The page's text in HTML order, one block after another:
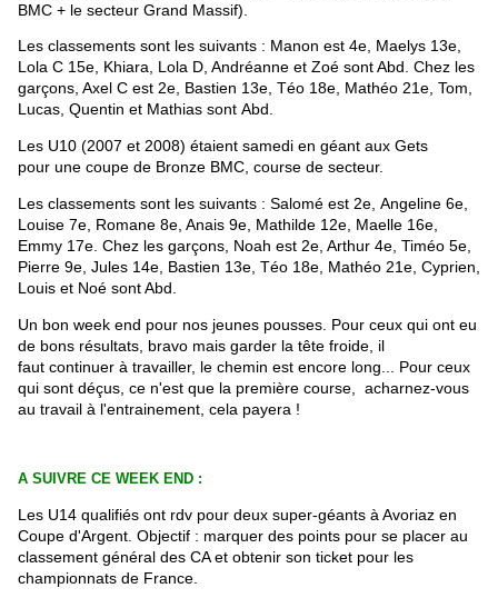
BMC + le secteur Grand Massif).
Les classements sont les suivants : Manon est 4e, Maelys 13e,
Lola C 15e, Khiara, Lola D, Andréanne et Zoé sont Abd. Chez les
garçons, Axel C est 2e, Bastien 13e, Téo 18e, Mathéo 21e, Tom,
Lucas, Quentin et Mathias sont Abd.
Les U10 (2007 et 2008) étaient samedi en géant aux Gets
pour une coupe de Bronze BMC, course de secteur.
Les classements sont les suivants : Salomé est 2e, Angeline 6e,
Louise 7e, Romane 8e, Anais 9e, Mathilde 12e, Maelle 16e,
Emmy 17e. Chez les garçons, Noah est 2e, Arthur 4e, Timéo 5e,
Pierre 9e, Jules 14e, Bastien 13e, Téo 18e, Mathéo 21e, Cyprien,
Louis et Noé sont Abd.
Un bon week end pour nos jeunes pousses. Pour ceux qui ont eu
de bons résultats, bravo mais garder la tête froide, il
faut continuer à travailler, le chemin est encore long... Pour ceux
qui sont déçus, ce n'est que la première course, acharnez-vous
au travail à l'entrainement, cela payera !
A SUIVRE CE WEEK END :
Les U14 qualifiés ont rdv pour deux super-géants à Avoriaz en
Coupe d'Argent. Objectif : marquer des points pour se placer au
classement général des CA et obtenir son ticket pour les
championnats de France.